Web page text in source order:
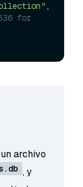
,
for
archivo
, y